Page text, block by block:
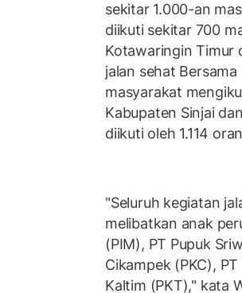
sekitar 1.000-an
diikuti sekitar 700
Kotawaringin Timur
jalan sehat
masyarakat
Kabupaten Sinjai
diikuti oleh 1.114
"Seluruh kegiatan
melibatkan anak
(PIM), PT Pupuk
Cikampek (PKC),
Kaltim (PKT)," kata